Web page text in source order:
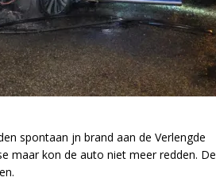
spontaan jn brand aan de Verlengde
maar kon de auto niet meer redden. De